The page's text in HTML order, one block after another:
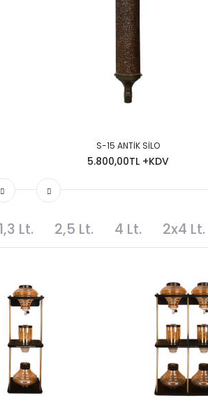
S-15 ANTİK SİLO
5.800,00TL +KDV
1,3 Lt. 2,5 Lt. 4 Lt. 2x4 Lt.